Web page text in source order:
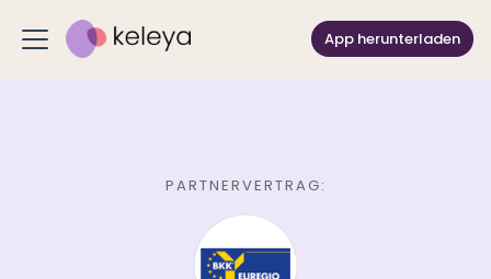
App herunterladen
PARTNERVERTRAG: